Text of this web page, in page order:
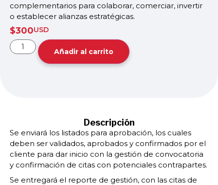
complementarios para colaborar, comerciar, invertir
o establecer alianzas estratégicas.
$300USD
Añadir al carrito
Descripción
Se enviará los listados para aprobación, los cuales
deben ser validados, aprobados y confirmados por el
cliente para dar inicio con la gestión de convocatoria
y confirmación de citas con potenciales contrapartes.
Se entregará el reporte de gestión, con las citas de